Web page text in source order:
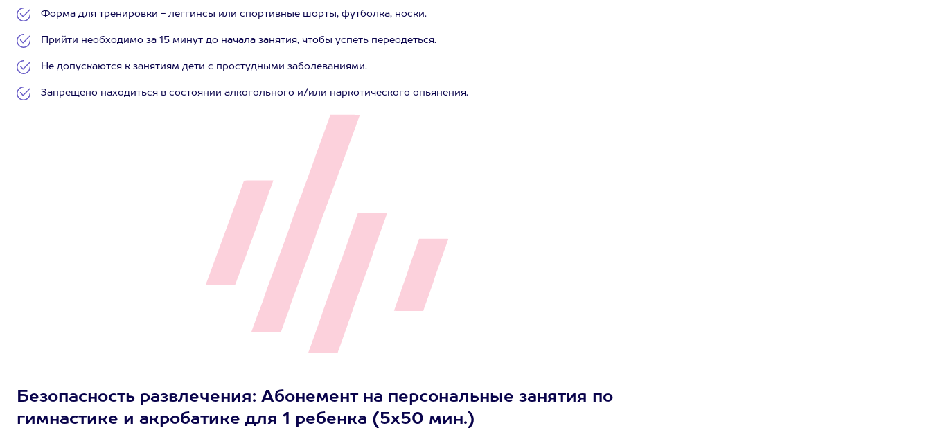
Форма для тренировки - леггинсы или спортивные шорты, футболка, носки.
Прийти необходимо за 15 минут до начала занятия, чтобы успеть переодеться.
Не допускаются к занятиям дети с простудными заболеваниями.
Запрещено находиться в состоянии алкогольного и/или наркотического опьянения.
Безопасность развлечения: Абонемент на персональные занятия по
гимнастике и акробатике для 1 ребенка (5х50 мин.)